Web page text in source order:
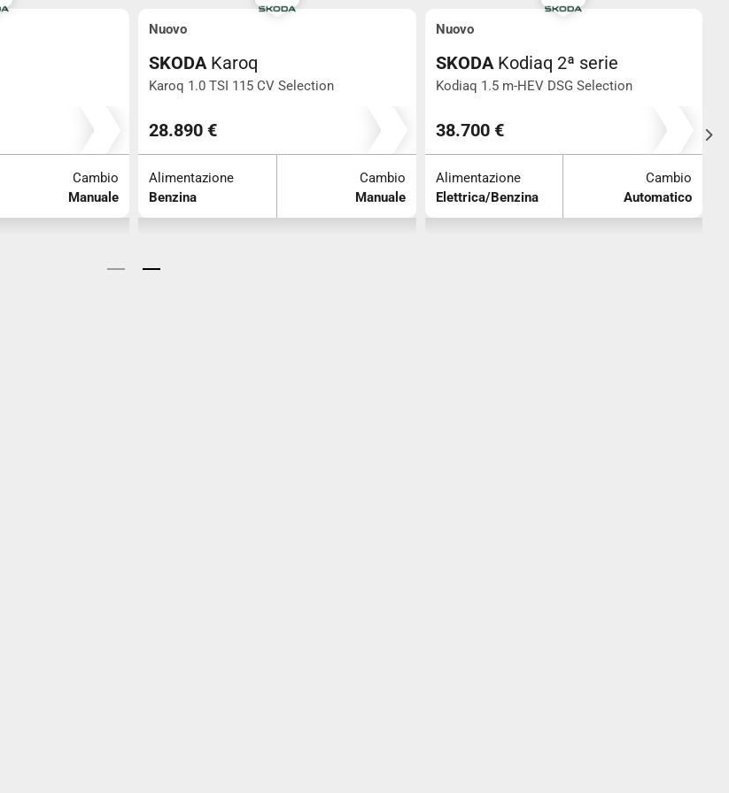
Cambio
Manuale
Nuovo
SKODA Karoq
Karoq 1.0 TSI 115 CV Selection
0
28.890 €
Alimentazione
Benzina
Cambio
Manuale
Nuovo
SKODA Kodiaq 2ª serie
Kodiaq 1.5 m-HEV DSG Selection
0
38.700 €
Alimentazione
Elettrica/Benzina
Cambio
Automatico